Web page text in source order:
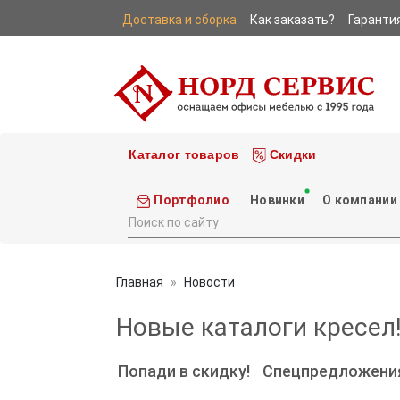
Доставка и сборка Как заказать?
Каталог товаров Скидки
Портфолио Новинки О компании
Главная Новости
Новые каталоги
Попади в скидку!